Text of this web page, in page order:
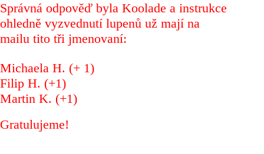
Správná odpověď byla Koolade a instrukce
ohledně vyzvednutí lupenů už mají na
mailu tito tři jmenovaní:
Michaela H. (+ 1)
Filip H. (+1)
Martin K. (+1)
Gratulujeme!